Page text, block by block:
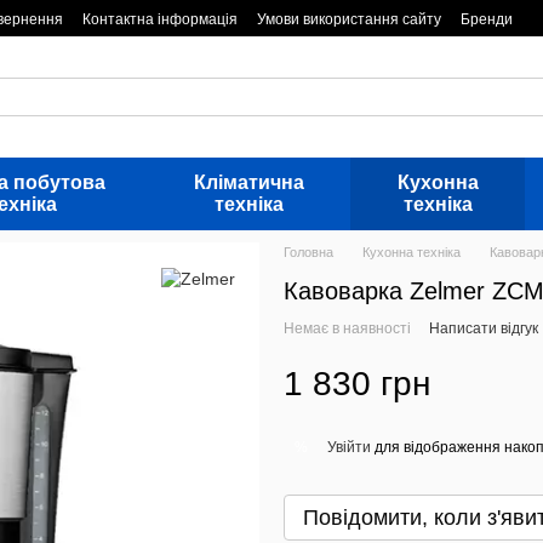
Контактна інформація Умови використання сайту Бренди
побутова
Кліматична
техніка
Кухонна
техніка
Головна Кухонна техніка
Кавоварка Zelmer
Немає в наявності Написати відгук
1 830 грн
Увійти для відображення
Повідомити, коли